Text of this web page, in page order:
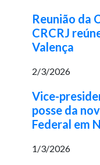
Reunião da
CRCRJ
Valença
2/3/2026
Vice-
posse da
Federal em
1/3/2026